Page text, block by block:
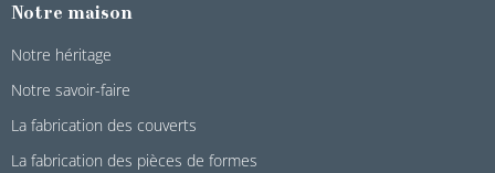
Notre maison
Notre héritage
Notre savoir-faire
La fabrication des couverts
La fabrication des pièces de formes